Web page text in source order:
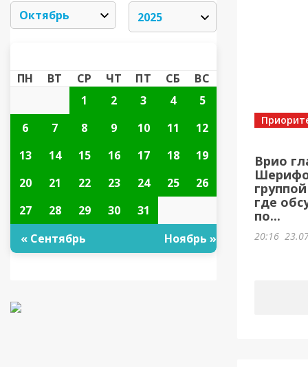
ПН ВТ СР ЧТ ПТ СБ
ВС
1
2 3 4
5
6
7 8 9 10 11
12
13
14 15 16 17 18
19
20
21 22 23 24 25
26
27
28 29 30
31
« Сентябрь
Ноябрь »
Врио
где
по...
20:16